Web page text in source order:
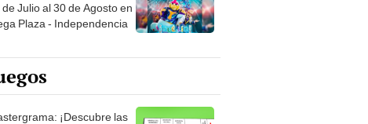
de Julio al 30 de Agosto en
Plaza - Independencia
¡Descubre las